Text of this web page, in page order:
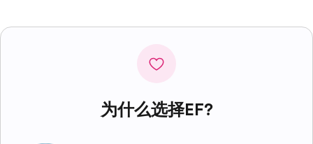
为什么选择EF?